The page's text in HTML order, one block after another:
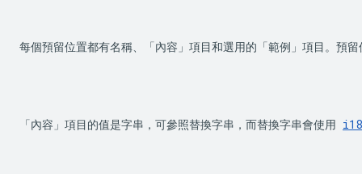
每個預留位置都有名稱、「內容」項目和選用的「範例」項目。預
「內容」項目的值是字串，可參照替換字串，而替換字串會使用